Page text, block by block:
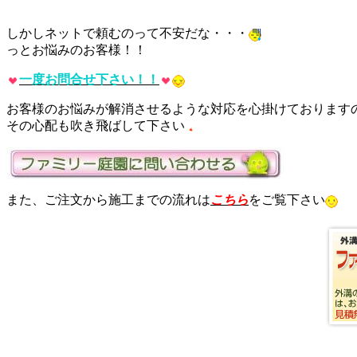
しかしネットで頼むのって不安だな・・・
っとお悩みのお客様！！
一度お問合せ下さい！！
お客様のお悩みが解消させるような対応を心掛けております
その心配も吹き飛ばして下さい
また、ご注文から施工までの流れはこちらをご覧下さい